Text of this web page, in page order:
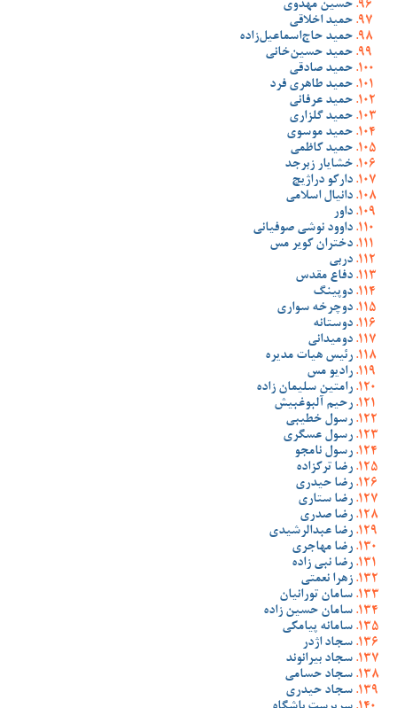
حسین مهدوی
حمید اخلاقی
حمید حاج‌اسماعیل‌زاده
حمید حسین‌خانی
حمید صادقی
حمید طاهری فرد
حمید عرفانی
حمید گلزاری
حمید موسوی
حمید کاظمی
خشایار زبرجد
دارکو دراژیچ
دانیال اسلامی
داور
داوود نوشی صوفیانی
دختران کویر مس
دربی
دفاع مقدس
دوپینگ
دوچرخه سواری
دوستانه
دومیدانی
رئیس هیات مدیره
رادیو مس
رامتین سلیمان زاده
رحیم آلبوغبیش
رسول خطیبی
رسول عسگری
رسول نامجو
رضا ترکزاده
رضا حیدری
رضا ستاری
رضا صدری
رضا عبدالرشیدی
رضا مهاجری
رضا نبی زاده
زهرا نعمتی
سامان تورانیان
سامان حسین زاده
سامانه پیامکی
سجاد اژدر
سجاد بیرانوند
سجاد حسامی
سجاد حیدری